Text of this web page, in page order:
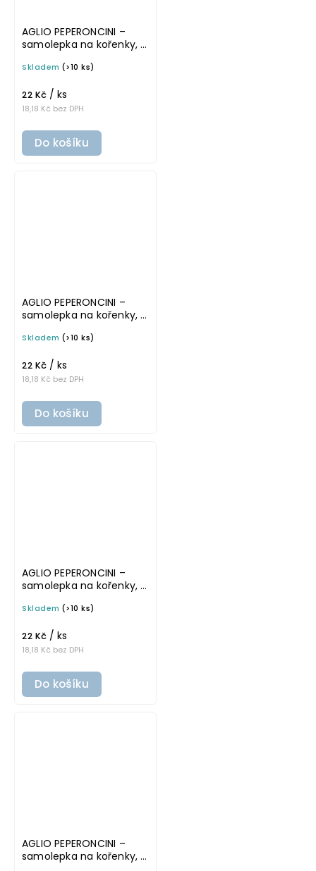
AGLIO PEPERONCINI –
samolepka na kořenky, 3
písmo
Skladem (>10 ks)
18,18 Kč bez DPH
22 Kč / ks
Do košíku
AGLIO PEPERONCINI –
samolepka na kořenky, 3
tučné písmo
Skladem (>10 ks)
18,18 Kč bez DPH
22 Kč / ks
Do košíku
AGLIO PEPERONCINI –
samolepka na kořenky, 3
základní písmo
Skladem (>10 ks)
18,18 Kč bez DPH
22 Kč / ks
Do košíku
AGLIO PEPERONCINI –
samolepka na kořenky, 5